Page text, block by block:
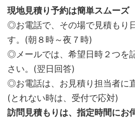
現地見積り予約は簡単スムーズ
◎お電話で、その場で見積もり
す。(朝８時～夜７時)
◎メールでは、希望日時２つを
さい。(翌日回答)
◎お電話は、お見積り担当者に
(とれない時は、受付で応対)
訪問見積もりは、指定時間にお